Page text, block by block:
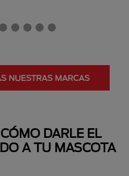
NUESTRAS MARCAS
DARLE EL
A TU MASCOTA